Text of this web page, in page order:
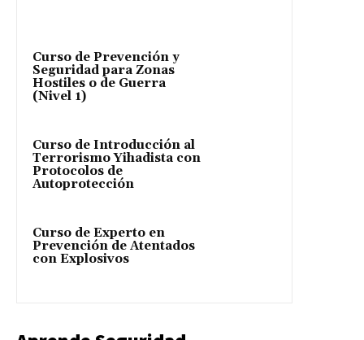
Curso de Prevención y
Seguridad para Zonas
Hostiles o de Guerra
(Nivel 1)
Curso de Introducción al
Terrorismo Yihadista con
Protocolos de
Autoprotección
Curso de Experto en
Prevención de Atentados
con Explosivos